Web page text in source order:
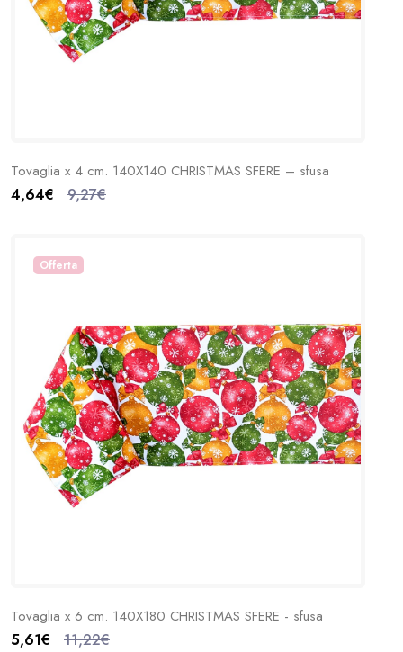
Tovaglia x 4 cm. 140X140 CHRISTMAS SFERE – sfusa
4,64€ 9,27€
Offerta
Tovaglia x 6 cm. 140X180 CHRISTMAS SFERE - sfusa
5,61€ 11,22€